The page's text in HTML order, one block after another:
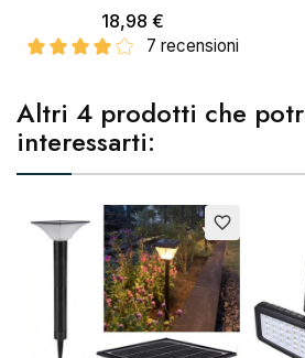
18,98 €
7 recensioni
Altri 4 prodotti che
interessarti:
favorite_border